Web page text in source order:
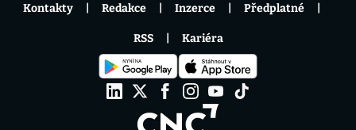
Kontakty Redakce Inzerce Předplatné
RSS Kariéra